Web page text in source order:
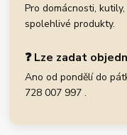
Pro domácnosti,
spolehlivé produkty.
❓ Lze zadat
Ano od pondělí do
728 007 997 .